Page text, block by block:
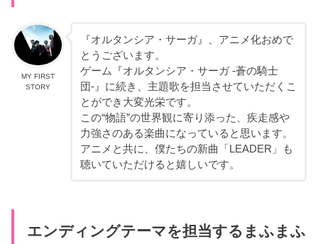
MY FIRST
STORY
『オルタンシア・サーガ』、アニメ化おめで
とうございます。
ゲーム『オルタンシア・サーガ -蒼の騎士
団-』に続き、主題歌を担当させていただくこ
とができ大変光栄です。
この“物語”の世界観に寄り添った、疾走感や
力強さのある楽曲になっていると思います。
アニメと共に、僕たちの新曲「LEADER」も
聴いていただけると嬉しいです。
エンディングテーマを担当するまふまふ